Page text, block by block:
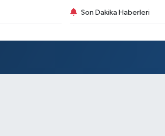
Son Dakika Haberleri